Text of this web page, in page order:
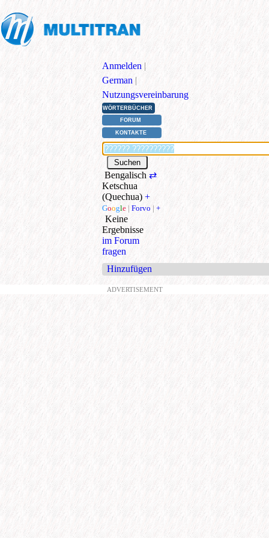
Anmelden |
German |
Nutzungsvereinbarung
WÖRTERBÜCHER
FORUM
KONTAKTE
Bengalisch ⇄
Ketschua
(Quechua) +
Google | Forvo | +
Keine
Ergebnisse
im Forum
fragen
Hinzufügen
ADVERTISEMENT